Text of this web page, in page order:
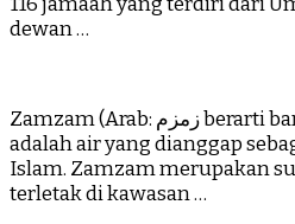
dewan …
Zamzam (Arab: زمزم‎ berarti banyak, melimpah-ruah)
adalah air yang dianggap
Islam. Zamzam merupakan
terletak di kawasan …